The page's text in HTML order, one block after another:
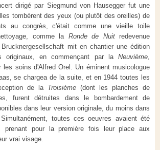
dirigé par Siegmund von Hausegger fut une
tombèrent des yeux (ou plutôt des oreilles) de
au congrès, c'était comme une vieille toile
comme la Ronde de Nuitredevenue
mit en chantier une édition
originaux, en commençant par la Neuvième,
les soins d'Alfred Orel. Un éminent musicologue
se chargea de la suite, et en 1944 toutes les
de la Troisième (dont les planches de
furent détruites dans le bombardement de
dans leur version originale, du moins dans
toutes ces oeuvres avaient été
prenant pour la première fois leur place aux
vrai visage.